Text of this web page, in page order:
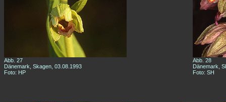
Abb. 27
Dänemark, Skagen, 03.08.1993
Foto: HP
Abb. 28
Dänemark,
Foto: SH